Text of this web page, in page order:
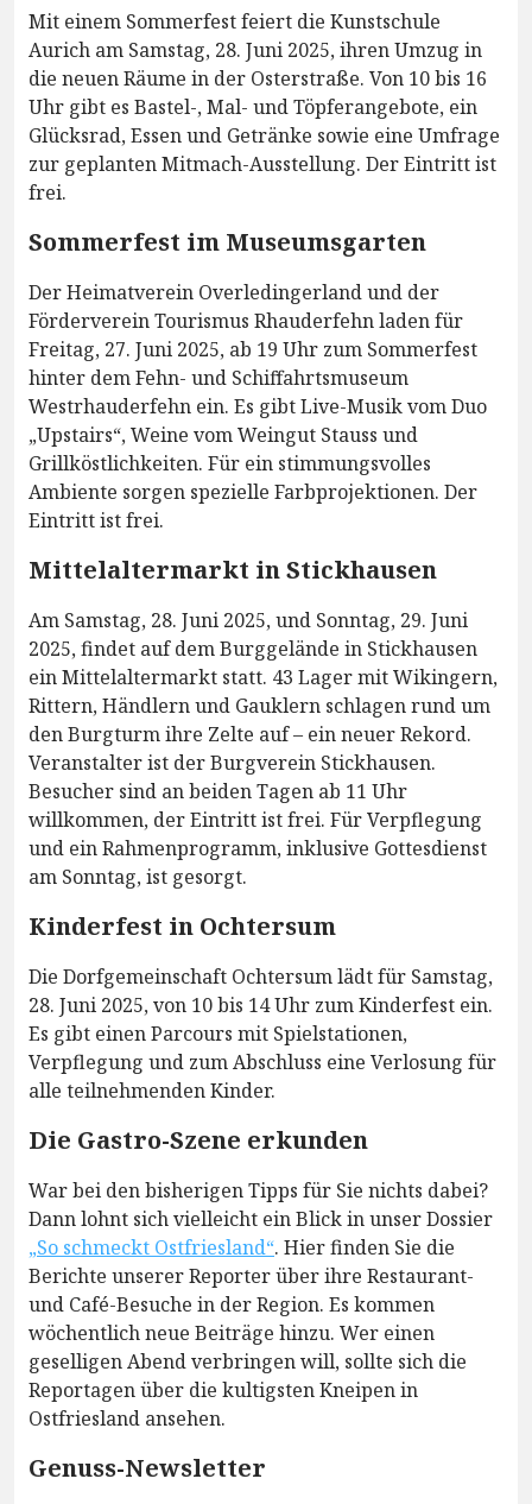
Mit einem Sommerfest feiert die Kunstschule
Aurich am Samstag, 28. Juni 2025, ihren Umzug in
die neuen Räume in der Osterstraße. Von 10 bis 16
Uhr gibt es Bastel-, Mal- und Töpferangebote, ein
Glücksrad, Essen und Getränke sowie eine Umfrage
zur geplanten Mitmach-Ausstellung. Der Eintritt ist
frei.
Sommerfest im Museumsgarten
Der Heimatverein Overledingerland und der
Förderverein Tourismus Rhauderfehn laden für
Freitag, 27. Juni 2025, ab 19 Uhr zum Sommerfest
hinter dem Fehn- und Schiffahrtsmuseum
Westrhauderfehn ein. Es gibt Live-Musik vom Duo
„Upstairs“, Weine vom Weingut Stauss und
Grillköstlichkeiten. Für ein stimmungsvolles
Ambiente sorgen spezielle Farbprojektionen. Der
Eintritt ist frei.
Mittelaltermarkt in Stickhausen
Am Samstag, 28. Juni 2025, und Sonntag, 29. Juni
2025, findet auf dem Burggelände in Stickhausen
ein Mittelaltermarkt statt. 43 Lager mit Wikingern,
Rittern, Händlern und Gauklern schlagen rund um
den Burgturm ihre Zelte auf – ein neuer Rekord.
Veranstalter ist der Burgverein Stickhausen.
Besucher sind an beiden Tagen ab 11 Uhr
willkommen, der Eintritt ist frei. Für Verpflegung
und ein Rahmenprogramm, inklusive Gottesdienst
am Sonntag, ist gesorgt.
Kinderfest in Ochtersum
Die Dorfgemeinschaft Ochtersum lädt für Samstag,
28. Juni 2025, von 10 bis 14 Uhr zum Kinderfest ein.
Es gibt einen Parcours mit Spielstationen,
Verpflegung und zum Abschluss eine Verlosung für
alle teilnehmenden Kinder.
Die Gastro-Szene erkunden
War bei den bisherigen Tipps für Sie nichts dabei?
Dann lohnt sich vielleicht ein Blick in unser Dossier
„So schmeckt Ostfriesland“. Hier finden Sie die
Berichte unserer Reporter über ihre Restaurant-
und Café-Besuche in der Region. Es kommen
wöchentlich neue Beiträge hinzu. Wer einen
geselligen Abend verbringen will, sollte sich die
Reportagen über die kultigsten Kneipen in
Ostfriesland ansehen.
Genuss-Newsletter